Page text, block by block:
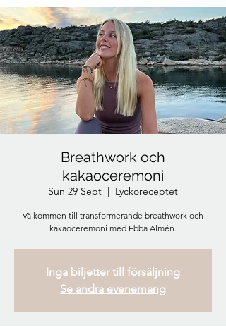
Breathwork och
kakaoceremoni
Sun 29 Sept
  |
Lyckoreceptet
Välkommen till transformerande breathwork och
kakaoceremoni med Ebba Almén.
Inga biljetter till försäljning
Se andra evenemang